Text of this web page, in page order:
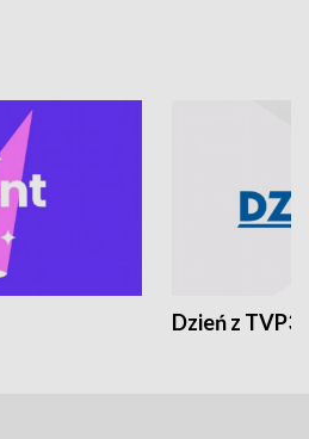
Dzień z TVP3